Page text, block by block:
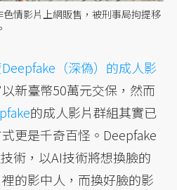
情影片上網販售，被刑事局拘提移
（深偽）的成人影
新臺幣50萬元交保，然而
的成人影片群組其實已
更是千奇百怪。Deepfake
術，以AI技術將想換臉的
的影中人，而換好臉的影